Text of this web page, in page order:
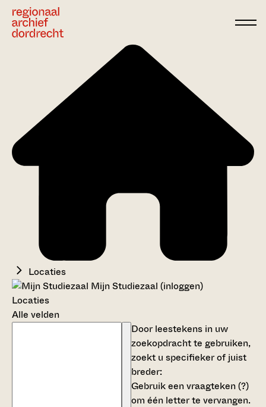
Locaties
Mijn Studiezaal (inloggen)
Locaties
Alle velden
Door leestekens in uw
zoekopdracht te gebruiken,
zoekt u specifieker of juist
breder:
Gebruik eenvraagteken (?)
om één letter te vervangen.